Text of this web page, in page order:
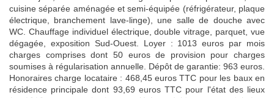
cuisine séparée aménagée et semi-équipée (réfrigérateur, plaque
électrique, branchement lave-linge), une salle de douche avec
WC. Chauffage individuel électrique, double vitrage, parquet, vue
dégagée, exposition Sud-Ouest. Loyer : 1013 euros par mois
charges comprises dont 50 euros de provision pour charges
soumises à régularisation annuelle. Dépôt de garantie: 963 euros.
Honoraires charge locataire : 468,45 euros TTC pour les baux en
résidence principale dont 93,69 euros TTC pour l'état des lieux